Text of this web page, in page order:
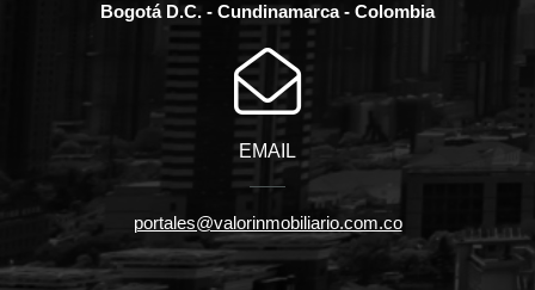
Bogotá D.C. - Cundinamarca - Colombia
EMAIL
portales@valorinmobiliario.com.co